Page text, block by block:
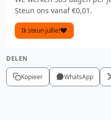
Steun ons vanaf €0,01.
Ik steun jullie!
DELEN
Kopieer WhatsApp